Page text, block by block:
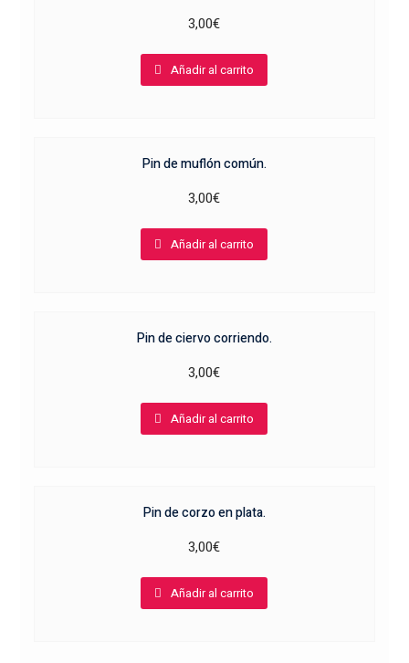
3,00€
Añadir al carrito
Pin de muflón común.
3,00€
Añadir al carrito
Pin de ciervo corriendo.
3,00€
Añadir al carrito
Pin de corzo en plata.
3,00€
Añadir al carrito